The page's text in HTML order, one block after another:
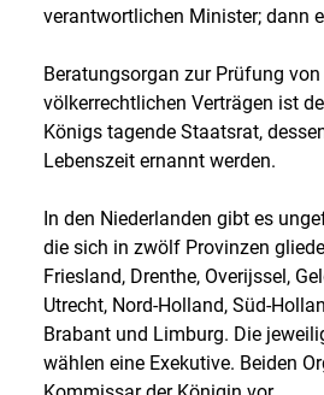
verantwortlichen Minister; dann
Beratungsorgan zur Prüfung
völkerrechtlichen Verträgen ist
Königs tagende Staatsrat,
Lebenszeit ernannt werden.
In den Niederlanden gibt es
die sich in zwölf Provinzen
Friesland, Drenthe, Overijssel,
Utrecht, Nord-Holland, Süd-
Brabant und Limburg. Die
wählen eine Exekutive. Beiden